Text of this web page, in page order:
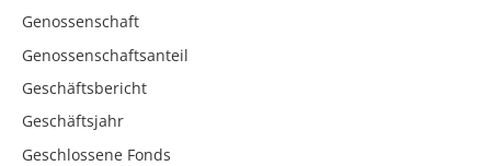
Genossenschaft
Genossenschaftsanteil
Geschäftsbericht
Geschäftsjahr
Geschlossene Fonds